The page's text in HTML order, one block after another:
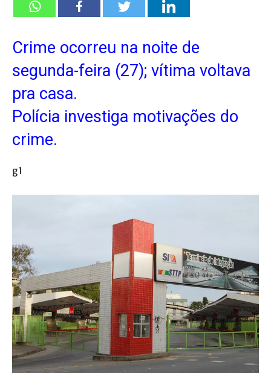
Crime ocorreu na noite de
segunda-feira (27); vítima voltava
pra casa.
Polícia investiga motivações do
crime.
g1